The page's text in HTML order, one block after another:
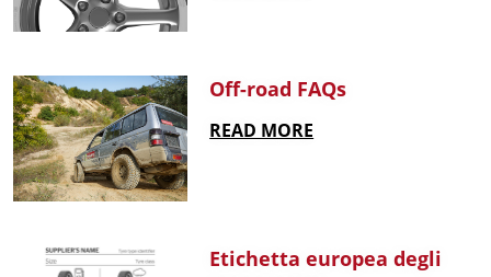
Off-road FAQs
READ MORE
Etichetta europea degli